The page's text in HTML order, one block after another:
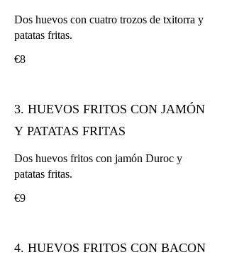
Dos huevos con cuatro trozos de txitorra y
patatas fritas.
€8
3. HUEVOS FRITOS CON JAMÓN
Y PATATAS FRITAS
Dos huevos fritos con jamón Duroc y
patatas fritas.
€9
4. HUEVOS FRITOS CON BACON